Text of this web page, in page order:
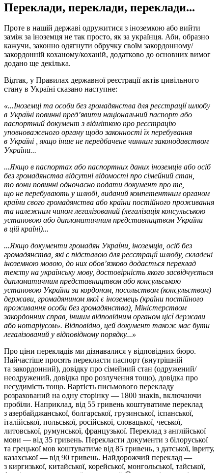
Переклади, переклади, переклади...
Проте в нашій державі одружитися з іноземкою або вийти
заміж за іноземця не так просто, як за українця. Аби, образно
кажучи, законно одягнути обручку своїм закордонному/
закордонній коханому/коханій, додатково до основних вимог
додано ще декілька.
Відтак, у Правилах державної реєстрації актів цивільного
стану в Україні сказано наступне:
«...Іноземці та особи без громадянства для реєстрації шлюбу
в Україні повинні пред’явити національний паспорт або
паспортний документ з відміткою про реєстрацію
уповноваженого органу щодо законності їх перебування
в Україні , якщо інше не передбачене чинним законодавством
України...
...Якщо в паспортах або паспортних даних іноземців або осіб
без громадянства відсутні відомості про сімейний стан,
то вони повинні одночасно подати документ про те,
що не перебувають у шлюбі, виданий компетентним органом
країни свого громадянства або країни постійного проживання
та належним чином легалізований (легалізація консульською
установою або дипломатичним представництвом України
в цій країні)...
...Якщо документи громадян України, іноземців, осіб без
громадянства, які є підставою для реєстрації шлюбу, складені
іноземною мовою, до них обов’язково додається переклад
тексту на українську мову, достовірність якого засвідчується
дипломатичним представництвом або консульською
установою України за кордоном, посольством (консульством)
держави, громадянином якої є іноземець (країни постійного
проживання особи без громадянства), Міністерством
закордонних справ, іншим відповідним органом цієї держави
або нотаріусом». Відповідно, цей документ також має бути
легалізований у відповідному порядку...»
Про ціни перекладів ми дізнавалися у відповідних бюро.
Найчастіше просять перекласти паспорт (внутрішній
та закордонний), довідку про сімейний стан (одружений/
неодружений, довідка про розлучення тощо), довідка про
несудимість тощо. Вартість письмового перекладу
розрахований на одну сторінку — 1800 знаків, включаючи
пробіли. Наприклад, від 55 гривень коштуватиме переклад
з азербайджанської, болгарської, грузинської, іспанської,
італійської, польської, російської, словацької, чеської,
литовської, румунської, французької. Переклад з англійської
мови — від 35 гривень. Перекласти документи з білоруської
та грецької мов коштуватиме від 85 гривень, з датської, івриту,
казахської — від 90 гривень. Найдорожчий переклад —
з киргизької, китайської, корейської, монгольської, тайської,